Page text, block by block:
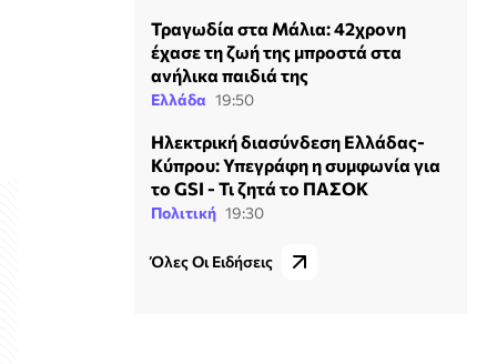
Τραγωδία στα Μάλια: 42χρονη
έχασε τη ζωή της μπροστά στα
ανήλικα παιδιά της
Ελλάδα 19:50
Ηλεκτρική διασύνδεση Ελλάδας-
Κύπρου: Υπεγράφη η συμφωνία για
το GSI - Τι ζητά το ΠΑΣΟΚ
Πολιτική 19:30
Όλες Οι Ειδήσεις